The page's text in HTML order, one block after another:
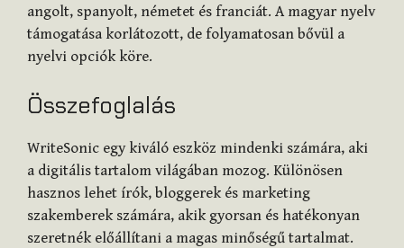
angolt, spanyolt, németet és franciát. A magyar nyelv
támogatása korlátozott, de folyamatosan bővül a
nyelvi opciók köre.
Összefoglalás
WriteSonic egy kiváló eszköz mindenki számára, aki
a digitális tartalom világában mozog. Különösen
hasznos lehet írók, bloggerek és marketing
szakemberek számára, akik gyorsan és hatékonyan
szeretnék előállítani a magas minőségű tartalmat.